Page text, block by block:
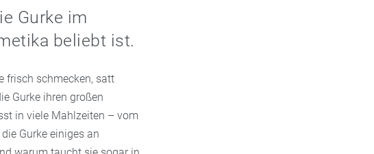
Gurke im
beliebt ist.
frisch schmecken, satt
Gurke ihren großen
in viele Mahlzeiten – vom
Gurke einiges an